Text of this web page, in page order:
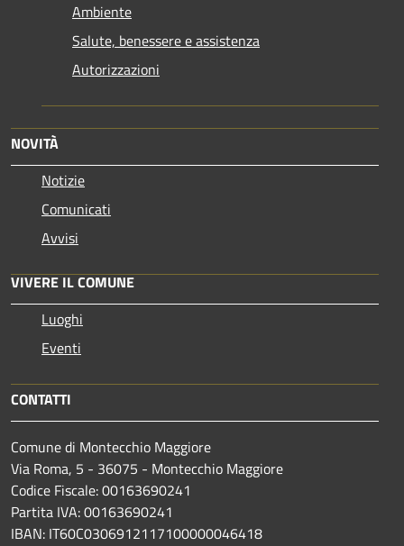
Ambiente
Salute, benessere e assistenza
Autorizzazioni
NOVITÀ
Notizie
Comunicati
Avvisi
VIVERE IL COMUNE
Luoghi
Eventi
CONTATTI
Comune di Montecchio Maggiore
Via Roma, 5 - 36075 - Montecchio Maggiore
Codice Fiscale: 00163690241
Partita IVA: 00163690241
IBAN: IT60C0306912117100000046418